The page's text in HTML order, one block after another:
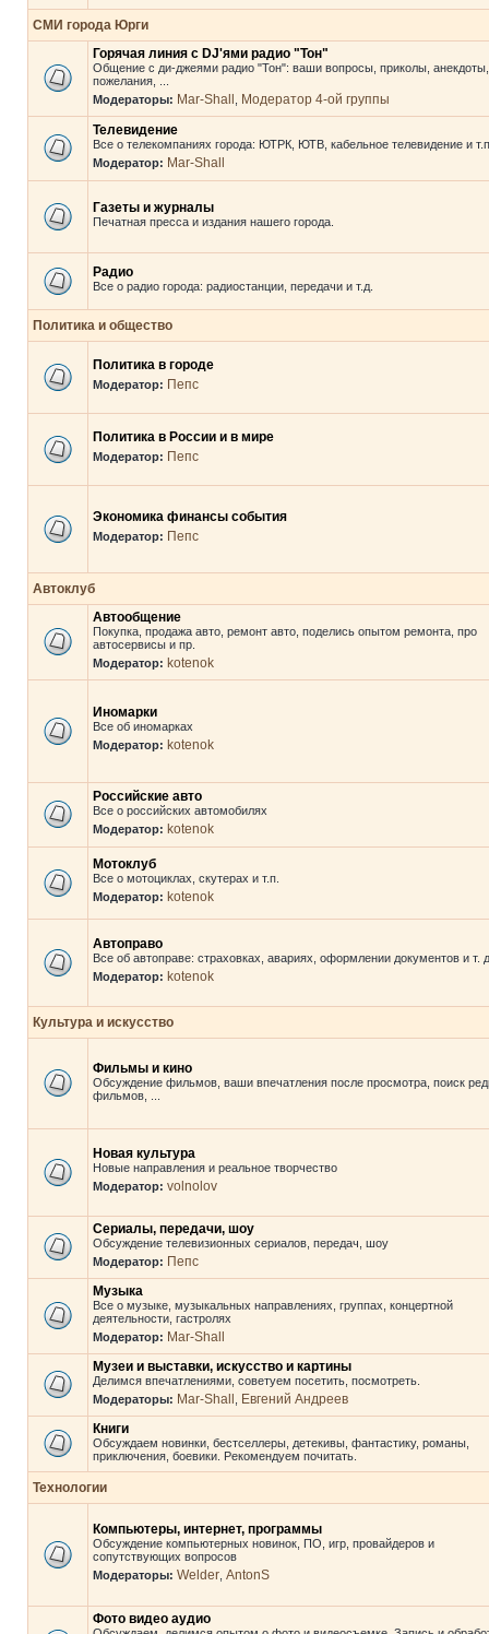
СМИ города Юрги
Горячая линия с DJ'ями радио "Тон"
Общение с ди-джеями радио "Тон": ваши вопросы, приколы, анекдоты,
пожелания, ...
Модераторы: Mar-Shall
Модератор 4-ой группы
Телевидение
Все о телекомпаниях города: ЮТРК, ЮТВ, кабельное телевидение и
Модератор: Mar-Shall
Газеты и журналы
Печатная пресса и издания нашего города.
Радио
Все о радио города: радиостанции, передачи и т.д.
Политика и общество
Политика в городе
Модератор: Пепс
Политика в России и в мире
Модератор: Пепс
Экономика финансы события
Модератор: Пепс
Автоклуб
Автообщение
Покупка, продажа авто, ремонт авто, поделись опытом ремонта, про
автосервисы и пр.
Модератор: kotenok
Иномарки
Все об иномарках
Модератор: kotenok
Российские авто
Все о российских автомобилях
Модератор: kotenok
Мотоклуб
Все о мотоциклах, скутерах и т.п.
Модератор: kotenok
Автоправо
Все об автоправе: страховках, авариях, оформлении документов и т.
Модератор: kotenok
Культура и искусство
Фильмы и кино
Обсуждение фильмов, ваши впечатления после просмотра, поиск
фильмов, ...
Новая культура
Новые направления и реальное творчество
Модератор: volnolov
Сериалы, передачи, шоу
Обсуждение телевизионных сериалов, передач, шоу
Модератор: Пепс
Музыка
Все о музыке, музыкальных направлениях, группах, концертной
деятельности, гастролях
Модератор: Mar-Shall
Музеи и выставки, искусство и картины
Делимся впечатлениями, советуем посетить, посмотреть.
Модераторы: Mar-Shall
Евгений Андреев
Книги
Обсуждаем новинки, бестселлеры, детекивы, фантастику, романы,
приключения, боевики. Рекомендуем почитать.
Технологии
Компьютеры, интернет, программы
Обсуждение компьютерных новинок, ПО, игр, провайдеров и
сопутствующих вопросов
Модераторы: Welder AntonS
Фото видео аудио